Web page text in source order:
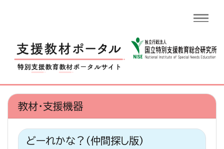
教材・支援機器
どーれかな？（仲間探し版）